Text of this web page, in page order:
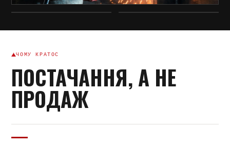
ЧОМУ КРАТОС
ПОСТАЧАННЯ, А НЕ
ПРОДАЖ